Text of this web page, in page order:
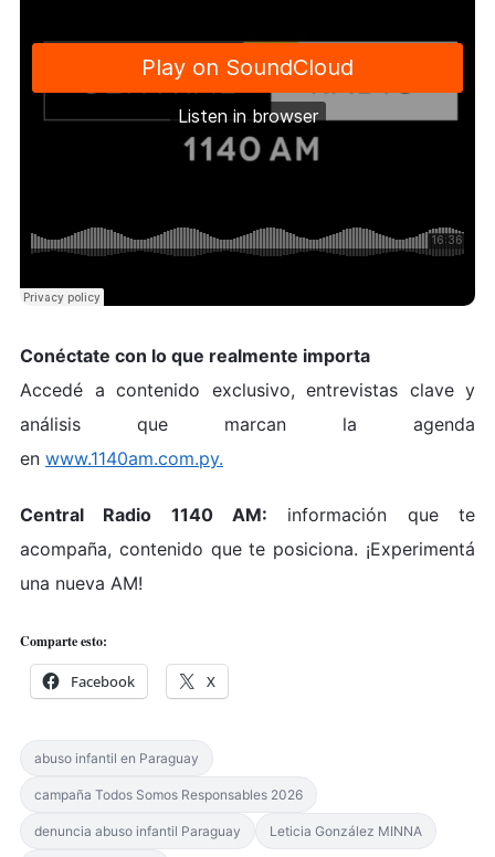
Conéctate con lo que realmente importa
Accedé a contenido exclusivo, entrevistas clave y
análisis que marcan la agenda
en www.1140am.com.py.
Central Radio 1140 AM: información que te
acompaña, contenido que te posiciona. ¡Experimentá
una nueva AM!
Comparte esto:
Facebook X
abuso infantil en Paraguay
campaña Todos Somos Responsables 2026
denuncia abuso infantil Paraguay Leticia González MINNA